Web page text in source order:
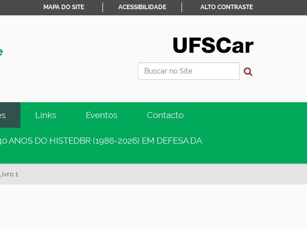
Busca
MAPA DO SITE ACESSIBILIDADE ALTO CONTRASTE
Links Eventos Contacto
ANOS DO HISTEDBR (1986-2026) EM DEFESA DA
1